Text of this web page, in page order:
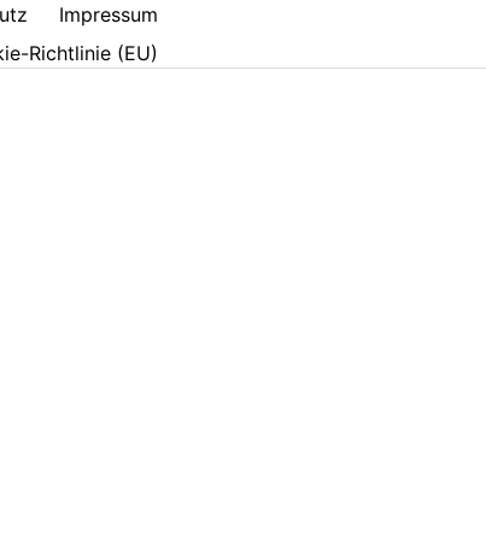
Impressum
Richtlinie (EU)